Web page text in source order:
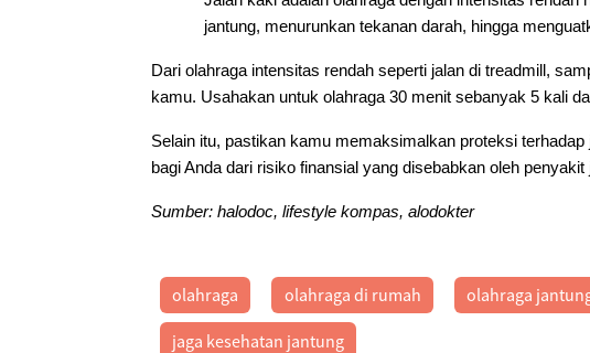
jantung, menurunkan tekanan darah, hingga
Dari olahraga intensitas rendah seperti jalan di treadmill,
kamu. Usahakan untuk olahraga 30 menit sebanyak 5 kali
Selain itu, pastikan kamu memaksimalkan proteksi
bagi Anda dari risiko finansial yang disebabkan oleh penyakit
Sumber: halodoc, lifestyle kompas, alodokter
olahraga olahraga di rumah olahraga
jaga kesehatan jantung